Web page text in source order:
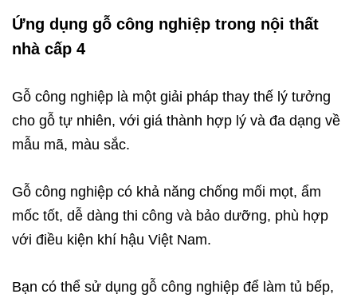
Ứng dụng gỗ công nghiệp trong nội thất
nhà cấp 4
Gỗ công nghiệp là một giải pháp thay thế lý tưởng
cho gỗ tự nhiên, với giá thành hợp lý và đa dạng về
mẫu mã, màu sắc.
Gỗ công nghiệp có khả năng chống mối mọt, ẩm
mốc tốt, dễ dàng thi công và bảo dưỡng, phù hợp
với điều kiện khí hậu Việt Nam.
Bạn có thể sử dụng gỗ công nghiệp để làm tủ bếp,